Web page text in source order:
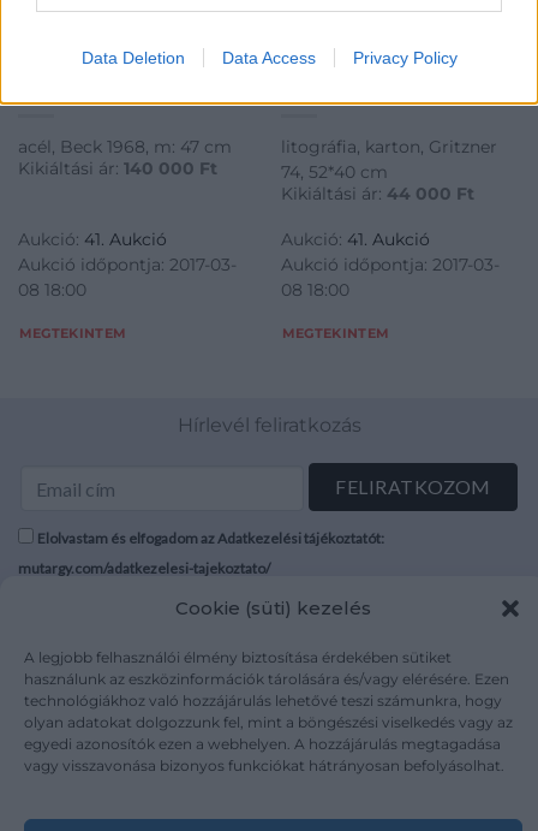
Data Deletion Data Access Privacy Policy
Cookie (süti) kezelés
A legjobb felhasználói élmény biztosítása érdekében sütiket
használunk az eszközinformációk tárolására és/vagy elérésére. Ezen
technológiákhoz való hozzájárulás lehetővé teszi számunkra, hogy
olyan adatokat dolgozzunk fel, mint a böngészési viselkedés vagy az
egyedi azonosítók ezen a webhelyen. A hozzájárulás megtagadása
vagy visszavonása bizonyos funkciókat hátrányosan befolyásolhat.
Gerlinde Beck (Bad
Großglattbach, 2006) –
acél, Beck 1968, m: 47 cm
Kikiáltási ár: 140 000 Ft
Aukció: 41. Aukció
Aukció időpontja: 2017-03-
08 18:00
MEGTEKINTEM
Günter Gritzner (1943 –
litográfia, karton, Gritzner
74, 52*40 cm
Kikiáltási ár: 44 000 Ft
Aukció: 41. Aukció
Aukció időpontja: 2017-03-
08 18:00
MEGTEKINTEM
Hírlevél feliratkozás
Elolvastam és elfogadom az Adatkezelési tájékoztatót:
mutargy.com/adatkezelesi-tajekoztato/
Médiaajánlat
Karrier
Kapcsolat
ÁSZF
Adatvédelem
Impresszum